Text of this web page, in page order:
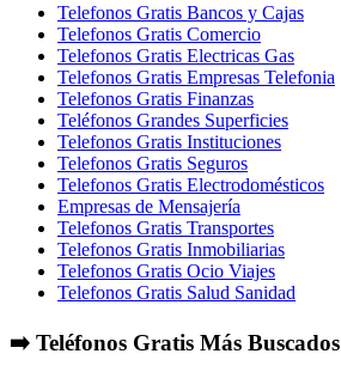
Telefonos Gratis Bancos y Cajas
Telefonos Gratis Comercio
Telefonos Gratis Electricas Gas
Telefonos Gratis Empresas Telefonia
Telefonos Gratis Finanzas
Teléfonos Grandes Superficies
Telefonos Gratis Instituciones
Telefonos Gratis Seguros
Telefonos Gratis Electrodomésticos
Empresas de Mensajería
Telefonos Gratis Transportes
Telefonos Gratis Inmobiliarias
Telefonos Gratis Ocio Viajes
Telefonos Gratis Salud Sanidad
➡️ Teléfonos Gratis Más Buscados